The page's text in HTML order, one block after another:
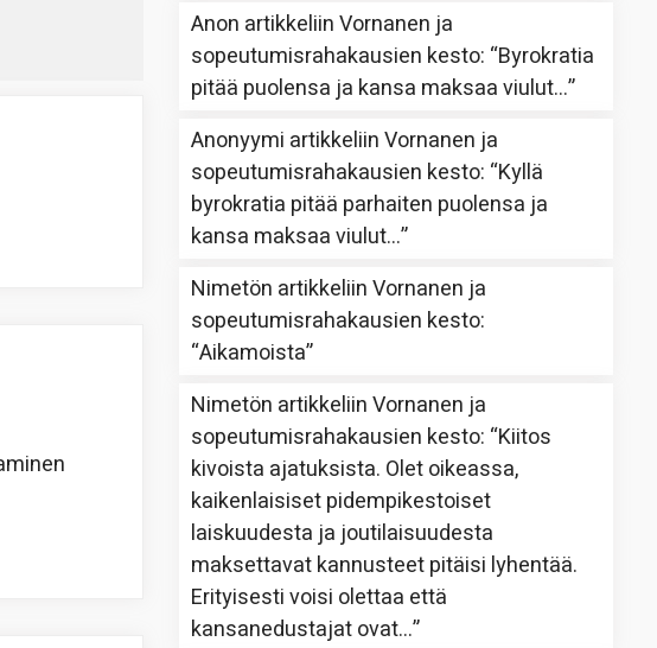
Anon artikkeliinVornanen ja
sopeutumisrahakausien kesto: “Byrokratia
pitää puolensa ja kansa maksaa viulut…”
Anonyymi artikkeliinVornanen ja
sopeutumisrahakausien kesto: “Kyllä
byrokratia pitää parhaiten puolensa ja
kansa maksaa viulut…”
Nimetön artikkeliinVornanen ja
sopeutumisrahakausien kesto:
“Aikamoista”
Nimetön artikkeliinVornanen ja
sopeutumisrahakausien kesto: “Kiitos
kivoista ajatuksista. Olet oikeassa,
kaikenlaisiset pidempikestoiset
laiskuudesta ja joutilaisuudesta
maksettavat kannusteet pitäisi lyhentää.
Erityisesti voisi olettaa että
kansanedustajat ovat…”